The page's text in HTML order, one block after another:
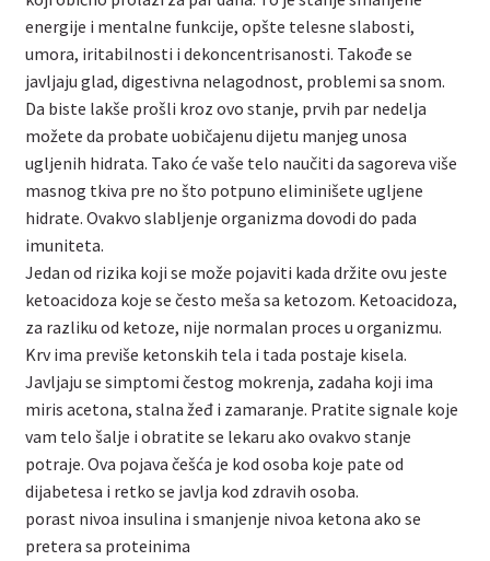
energije i mentalne funkcije, opšte telesne slabosti,
umora, iritabilnosti i dekoncentrisanosti. Takođe se
javljaju glad, digestivna nelagodnost, problemi sa snom.
Da biste lakše prošli kroz ovo stanje, prvih par nedelja
možete da probate uobičajenu dijetu manjeg unosa
ugljenih hidrata. Tako će vaše telo naučiti da sagoreva više
masnog tkiva pre no što potpuno eliminišete ugljene
hidrate. Ovakvo slabljenje organizma dovodi do pada
imuniteta.
Jedan od rizika koji se može pojaviti kada držite ovu jeste
ketoacidoza koje se često meša sa ketozom. Ketoacidoza,
za razliku od ketoze, nije normalan proces u organizmu.
Krv ima previše ketonskih tela i tada postaje kisela.
Javljaju se simptomi čestog mokrenja, zadaha koji ima
miris acetona, stalna žeđ i zamaranje. Pratite signale koje
vam telo šalje i obratite se lekaru ako ovakvo stanje
potraje. Ova pojava češća je kod osoba koje pate od
dijabetesa i retko se javlja kod zdravih osoba.
porast nivoa insulina i smanjenje nivoa ketona ako se
pretera sa proteinima